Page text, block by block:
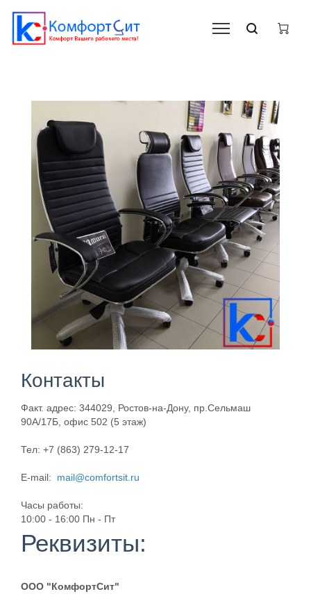
Контакты
Факт. адрес: 344029, Ростов-на-Дону, пр.Сельмаш
90А/17Б, офис 502 (5 этаж)
Тел: +7 (863) 279-12-17
E-mail: mail@comfortsit.ru
Часы работы:
10:00 - 16:00 Пн - Пт
Реквизиты:
ООО "КомфортСит"